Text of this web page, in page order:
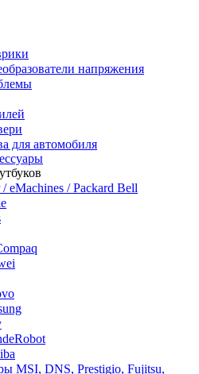
напряжения
для автомобиля
eMachines / Packard Bell
MSI, DNS, Prestigio, Fujitsu,